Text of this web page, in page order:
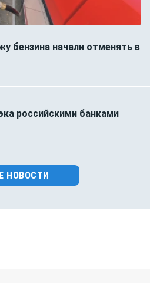
бензина начали отменять в
российскими банками
НОВОСТИ